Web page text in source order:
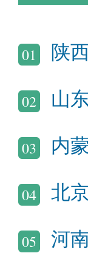
01 陕
02 山
03 内
04 北
05 河